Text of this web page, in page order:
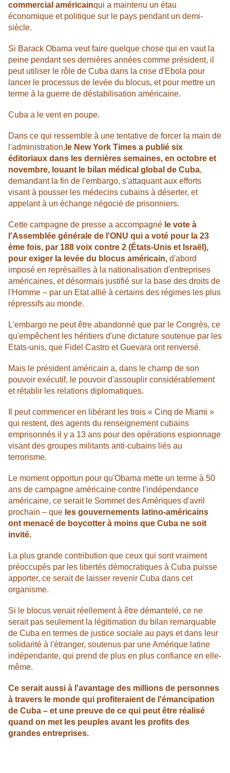
commercial américainqui a maintenu un étau
économique et politique sur le pays pendant un demi-
siècle.
Si Barack Obama veut faire quelque chose qui en vaut la
peine pendant ses dernières années comme président, il
peut utiliser le rôle de Cuba dans la crise d'Ebola pour
lancer le processus de levée du blocus, et pour mettre un
terme à la guerre de déstabilisation américaine.
Cuba a le vent en poupe.
Dans ce qui ressemble à une tentative de forcer la main de
l'administration, le New York Times a publié six
éditoriaux dans les dernières semaines, en octobre et
novembre, louant le bilan médical global de Cuba,
demandant la fin de l'embargo, s'attaquant aux efforts
visant à pousser les médecins cubains à déserter, et
appelant à un échange négocié de prisonniers.
Cette campagne de presse a accompagné le vote à
l'Assemblée générale de l'ONU qui a voté pour la 23
ème fois, par 188 voix contre 2 (États-Unis et Israël),
pour exiger la levée du blocus américain, d'abord
imposé en représailles à la nationalisation d'entreprises
américaines, et désormais justifié sur la base des droits de
l'Homme – par un Etat allié à certains des régimes les plus
répressifs au monde.
L'embargo ne peut être abandonné que par le Congrès, ce
qu'empêchent les héritiers d'une dictature soutenue par les
Etats-unis, que Fidel Castro et Guevara ont renversé.
Mais le président américain a, dans le champ de son
pouvoir exécutif, le pouvoir d'assouplir considérablement
et rétablir les relations diplomatiques.
Il peut commencer en libérant les trois « Cinq de Miami »
qui restent, des agents du renseignement cubains
emprisonnés il y a 13 ans pour des opérations espionnage
visant des groupes militants anti-cubains liés au
terrorisme.
Le moment opportun pour qu'Obama mette un terme à 50
ans de campagne américaine contre l'indépendance
américaine, ce serait le Sommet des Amériques d'avril
prochain – que les gouvernements latino-américains
ont menacé de boycotter à moins que Cuba ne soit
invité.
La plus grande contribution que ceux qui sont vraiment
préoccupés par les libertés démocratiques à Cuba puisse
apporter, ce serait de laisser revenir Cuba dans cet
organisme.
Si le blocus venait réellement à être démantelé, ce ne
serait pas seulement la légitimation du bilan remarquable
de Cuba en termes de justice sociale au pays et dans leur
solidarité à l'étranger, soutenus par une Amérique latine
indépendante, qui prend de plus en plus confiance en elle-
même.
Ce serait aussi à l'avantage des millions de personnes
à travers le monde qui profiteraient de l'émancipation
de Cuba – et une preuve de ce qui peut être réalisé
quand on met les peuples avant les profits des
grandes entreprises.